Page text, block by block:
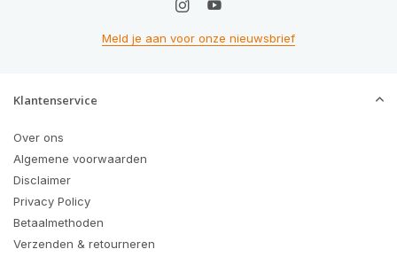
Meld je aan voor onze nieuwsbrief
Klantenservice
Over ons
Algemene voorwaarden
Disclaimer
Privacy Policy
Betaalmethoden
Verzenden & retourneren